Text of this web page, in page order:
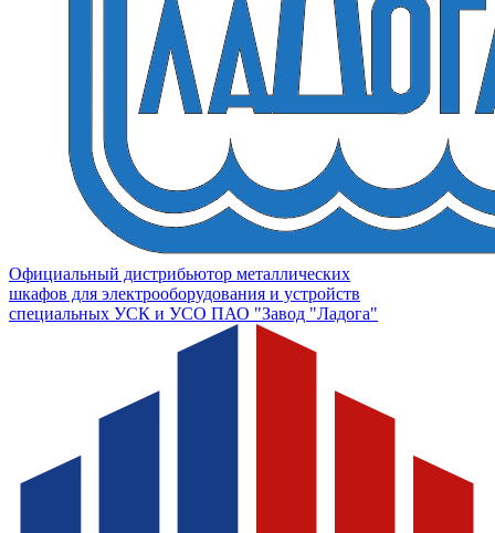
Официальный дистрибьютор металлических
шкафов для электрооборудования и устройств
специальных УСК и УСО ПАО "Завод "Ладога"